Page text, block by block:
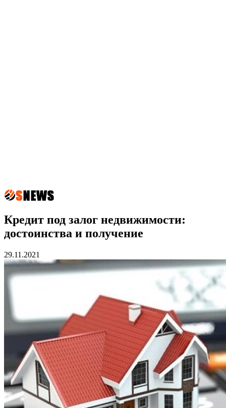
Кредит под залог недвижимости:
достоинства и получение
29.11.2021